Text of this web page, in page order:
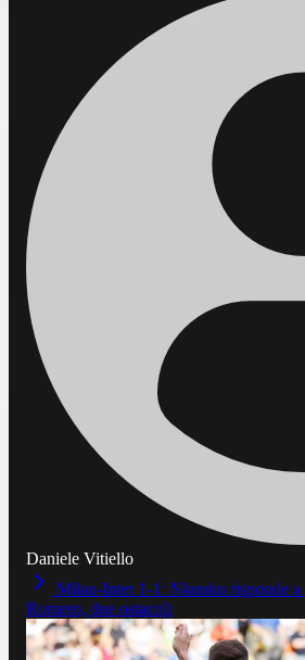
Daniele Vitiello
Milan-Inter 1-1: Nkunku risponde
Romero, due ostacoli